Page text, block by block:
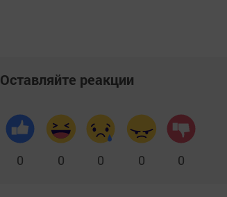
Оставляйте реакции
0 0 0 0 0